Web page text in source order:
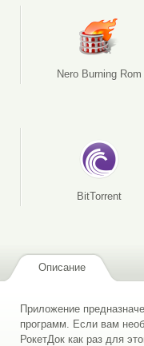
Nero Burning Rom
BitTorrent
Описание
Приложение
программ. Если вам
РокетДок как раз для